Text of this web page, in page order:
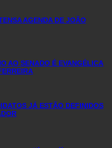
AGENDA DE JOÃO
AO SENADO É EVANGÉLICA
JÁ ESTÃO DEFINIDOS